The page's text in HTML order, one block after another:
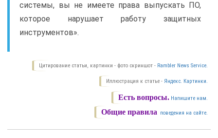
системы, вы не имеете права выпускать ПО,
которое нарушает работу защитных
инструментов».
Цитирование статьи, картинки - фото скриншот - Rambler News Service.
Иллюстрация к статье - Яндекс. Картинки.
Есть вопросы. Напишите нам.
Общие правила поведения на сайте.